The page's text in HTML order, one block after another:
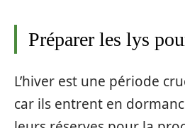
Préparer les lys
L’hiver est une période
car ils entrent en